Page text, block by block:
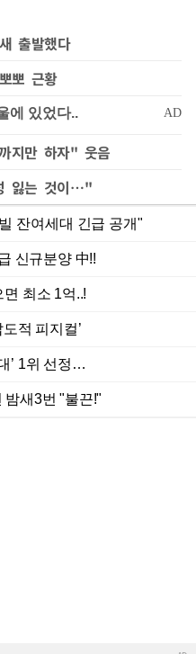
출발했다
뽀 근황
지만 하자" 웃음
잃는 것이…"